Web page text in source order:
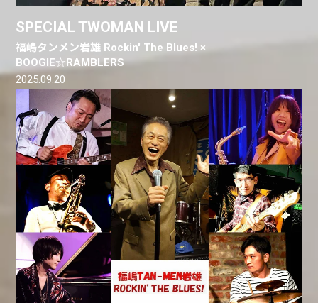
SPECIAL TWOMAN LIVE
福嶋タンメン岩雄 Rockin' The Blues! ×
BOOGIE☆RAMBLERS
2025.09.20